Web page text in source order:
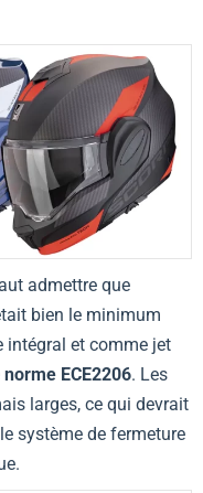
admettre que
bien le minimum
intégral et comme jet
norme ECE2206. Les
larges, ce qui devrait
système de fermeture